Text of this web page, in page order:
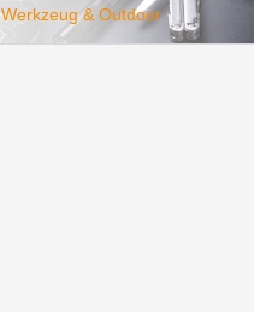
Werkzeug & Outdoor